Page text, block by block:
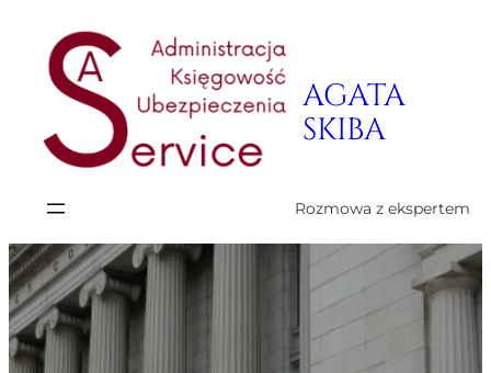
treści
AGATA
SKIBA
Rozmowa z ekspertem